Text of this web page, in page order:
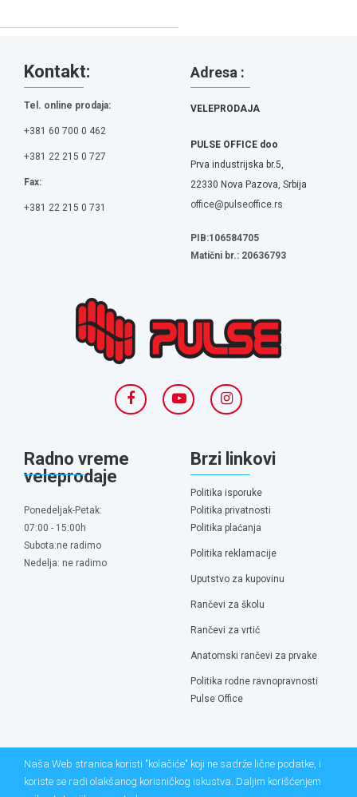
Kontakt:
Tel. online prodaja:
+381 60 700 0 462
+381 22 215 0 727
Fax:
+381 22 215 0 731
Adresa :
VELEPRODAJA
PULSE OFFICE doo
Prva industrijska br.5,
22330 Nova Pazova, Srbija
office@pulseoffice.rs
PIB:106584705
Matični br.: 20636793
Radno vreme
veleprodaje
Ponedeljak-Petak:
07:00 - 15:00h
Subota:ne radimo
Nedelja: ne radimo
Brzi linkovi
Politika isporuke
Politika privatnosti
Politika plaćanja
Politika reklamacije
Uputstvo za kupovinu
Rančevi za školu
Rančevi za vrtić
Anatomski rančevi za prvake
Politika rodne ravnopravnosti
Pulse Office
Naša Web stranica koristi "kolačiće" koji ne sadrže lične podatke, i
koriste se radi olakšanog korisničkog iskustva. Daljim korišćenjem